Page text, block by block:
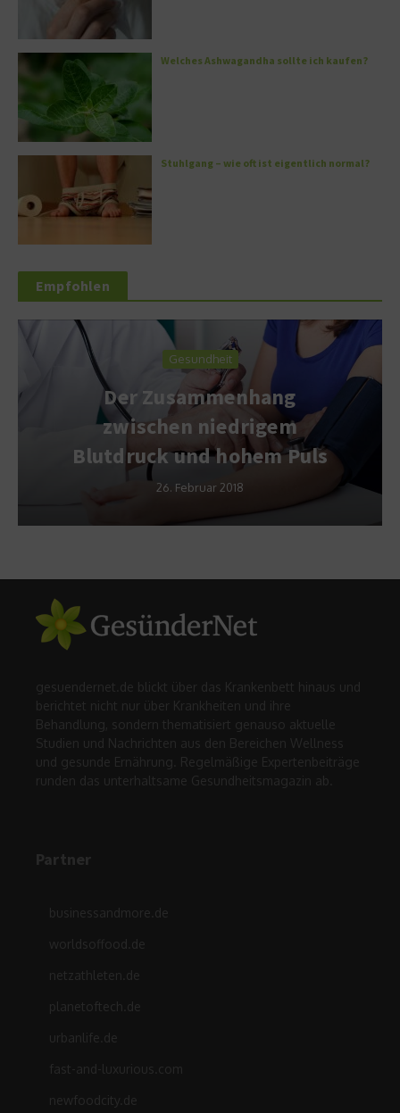
Welches Ashwagandha sollte ich kaufen?
Stuhlgang – wie oft ist eigentlich normal?
Empfohlen
Gesundheit
Der Zusammenhang
zwischen niedrigem
Blutdruck und hohem Puls
26. Februar 2018
gesuendernet.de blickt über das Krankenbett hinaus und
berichtet nicht nur über Krankheiten und ihre
Behandlung, sondern thematisiert genauso aktuelle
Studien und Nachrichten aus den Bereichen Wellness
und gesunde Ernährung. Regelmäßige Expertenbeiträge
runden das unterhaltsame Gesundheitsmagazin ab.
Partner
businessandmore.de
worldsoffood.de
netzathleten.de
planetoftech.de
urbanlife.de
fast-and-luxurious.com
newfoodcity.de